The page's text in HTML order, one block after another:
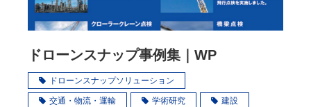
ドローンスナップ事例集｜WP
ドローンスナップソリューション
交通・物流・運輸 学術研究 建設